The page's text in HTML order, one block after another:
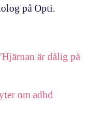
på Opti.
är dålig på
om adhd